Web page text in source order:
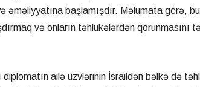
əməliyyatına başlamışdır. Məlumata görə,
və onların təhlükələrdən qorunmasını
diplomatın ailə üzvlərinin İsraildən bəlkə də